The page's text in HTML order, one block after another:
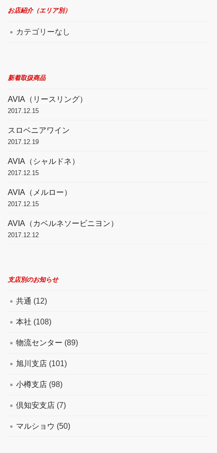
お店紹介（エリア別）
カテゴリーなし
新着取扱商品
AVIA（リースリング）
2017.12.15
スロベニアワイン
2017.12.19
AVIA（シャルドネ）
2017.12.15
AVIA（メルロー）
2017.12.15
AVIA（カベルネソービニヨン）
2017.12.12
支店別のお知らせ
共通 (12)
本社 (108)
物流センター (89)
旭川支店 (101)
小樽支店 (98)
倶知安支店 (7)
マルショウ (50)